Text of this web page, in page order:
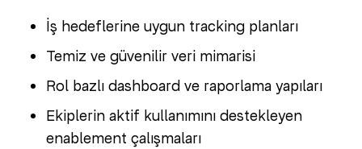
İş hedeflerine uygun tracking planları
Temiz ve güvenilir veri mimarisi
Rol bazlı dashboard ve raporlama yapıları
Ekiplerin aktif kullanımını destekleyen
enablement çalışmaları